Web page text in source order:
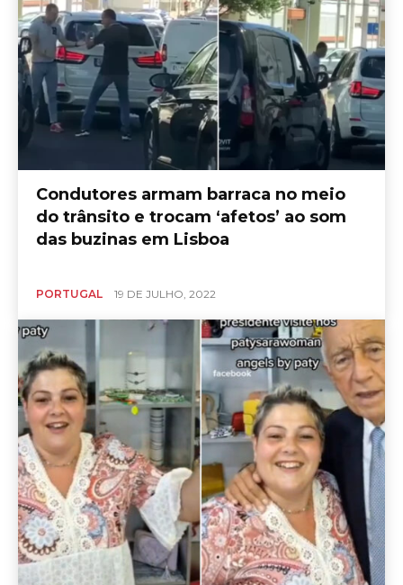
Condutores armam barraca no meio
do trânsito e trocam ‘afetos’ ao som
das buzinas em Lisboa
PORTUGAL 19 DE JULHO, 2022